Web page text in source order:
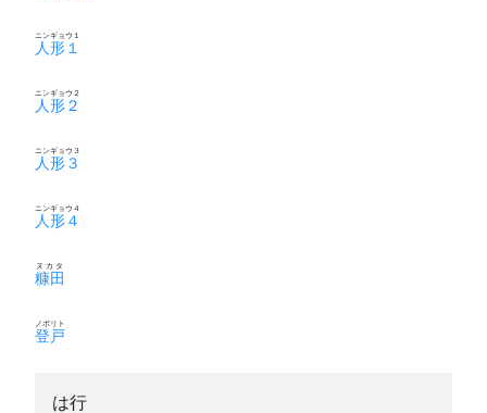
人形１
ニンギョウ１
人形２
ニンギョウ２
人形３
ニンギョウ３
人形４
ニンギョウ４
糠田
ヌカタ
登戸
ノボリト
は行